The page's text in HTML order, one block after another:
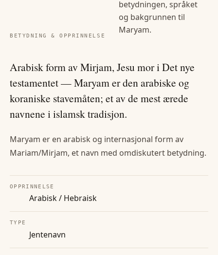
BETYDNING & OPPRINNELSE
betydningen, språket
og bakgrunnen til
Maryam.
Arabisk form av Mirjam, Jesu mor i Det nye
testamentet — Maryam er den arabiske og
koraniske stavemåten; et av de mest ærede
navnene i islamsk tradisjon.
Maryam er en arabisk og internasjonal form av
Mariam/Mirjam, et navn med omdiskutert betydning.
OPPRINNELSE
Arabisk / Hebraisk
TYPE
Jentenavn